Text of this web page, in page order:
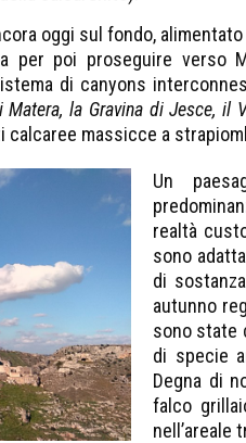
oggi sul fondo,
poi proseguire verso
di canyons
Matera, la Gravina di Jesce, il
massicce a
Un
realtà
sono
di
autunno
sono state
di specie
Degna di
falco
nell’areale